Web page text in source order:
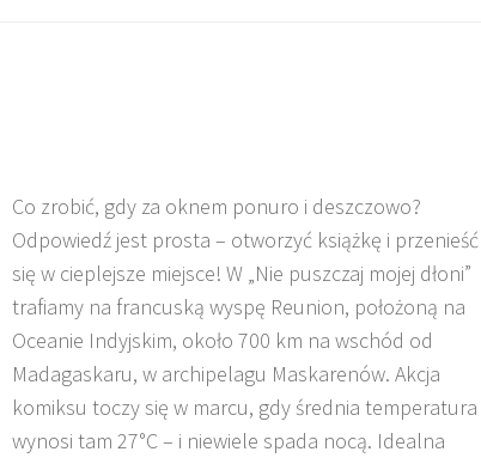
Co zrobić, gdy za oknem ponuro i deszczowo?
Odpowiedź jest prosta – otworzyć książkę i przenieść
się w cieplejsze miejsce! W „Nie puszczaj mojej dłoni”
trafiamy na francuską wyspę Reunion, położoną na
Oceanie Indyjskim, około 700 km na wschód od
Madagaskaru, w archipelagu Maskarenów. Akcja
komiksu toczy się w marcu, gdy średnia temperatura
wynosi tam 27°C – i niewiele spada nocą. Idealna